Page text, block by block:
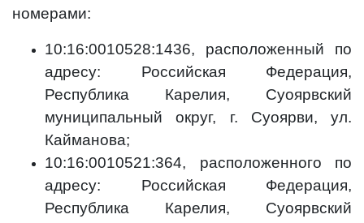
номерами:
10:16:0010528:1436, расположенный по
адресу: Российская Федерация,
Республика Карелия, Суоярвский
муниципальный округ, г. Суоярви, ул.
Кайманова;
10:16:0010521:364, расположенного по
адресу: Российская Федерация,
Республика Карелия, Суоярвский